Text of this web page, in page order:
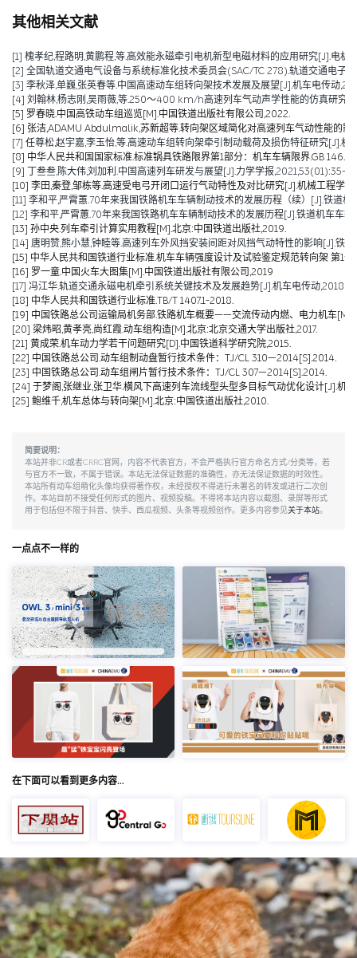
其他相关文献
[1] 槐孝纪,程路明,黄鹏程,等.高效能永磁牵引电机新型电磁材料的应用研究[J].电
[2] 全国轨道交通电气设备与系统标准化技术委员会(SAC/TC 278).轨道交通电
[3] 李秋泽,单巍,张英春等.中国高速动车组转向架技术发展及展望[J].机车电传动
[4] 刘翰林,杨志刚,吴雨薇,等.250～400 km/h高速列车气动声学性能的仿真研究
[5] 罗春晓.中国高铁动车组巡览[M].中国铁道出版社有限公司,2022.
[6] 张洁,ADAMU Abdulmalik,苏新超等.转向架区域简化对高速列车气动性能的
[7] 任尊松,赵宇嘉,李玉怡,等.高速动车组转向架牵引制动载荷及损伤特征研究[J].机
[8] 中华人民共和国国家标准.标准锅具铁路限界第1部分：机车车辆限界.GB
[9] 丁叁叁,陈大伟,刘加利.中国高速列车研发与展望[J].力学学报,2021,53(01):35-
[10] 李田,秦登,邹栋等.高速受电弓开闭口运行气动特性及对比研究[J].机械工程学
[11] 李和平,严霄蕙.70年来我国铁路机车车辆制动技术的发展历程（续）[J].铁道
[12] 李和平,严霄蕙.70年来我国铁路机车车辆制动技术的发展历程[J].铁道机车车
[13] 孙中央.列车牵引计算实用教程[M].北京:中国铁道出版社,2019.
[14] 唐明赞,熊小慧,钟睦等.高速列车外风挡安装间距对风挡气动特性的影响[J].铁
[15] 中华人民共和国铁道行业标准.机车车辆强度设计及试验鉴定规范转向架 第1
[16] 罗一童.中国火车大图集[M].中国铁道出版社有限公司,2019
[17] 冯江华.轨道交通永磁电机牵引系统关键技术及发展趋势[J].机车电传动
[18] 中华人民共和国铁道行业标准.TB/T 1407.1-2018.
[19] 中国铁路总公司运输局机务部.铁路机车概要——交流传动内燃、电力机车[M].
[20] 梁炜昭,黄孝亮,尚红霞.动车组构造[M].北京:北京交通大学出版社,2017.
[21] 黄成荣.机车动力学若干问题研究[D].中国铁道科学研究院,2015.
[22] 中国铁路总公司.动车组制动盘暂行技术条件：TJ/CL 310—2014[S].2014.
[23] 中国铁路总公司.动车组闸片暂行技术条件：TJ/CL 307—2014[S].2014.
[24] 于梦阁,张继业,张卫华.横风下高速列车流线型头型多目标气动优化设计[J].机
[25] 鲍维千,机车总体与转向架[M].北京:中国铁道出版社,2010.
简要说明：
本站并非CR或者CRRC官网，内容不代表官方，不会严格执行官方命名方式/分类等，若
与官方不一致，不属于错误。本站无法保证数据的准确性，亦无法保证数据的时效性。
本站所有动车组萌化头像均获得著作权，未经授权不得进行未署名的转发或进行二次创
作。本站目前不接受任何形式的图片、视频投稿。不得将本站内容以截图、录屏等形式
用于包括但不限于抖音、快手、西瓜视频、头条等视频创作。更多内容参见关于本站。
一点点不一样的
在下面可以看到更多内容…